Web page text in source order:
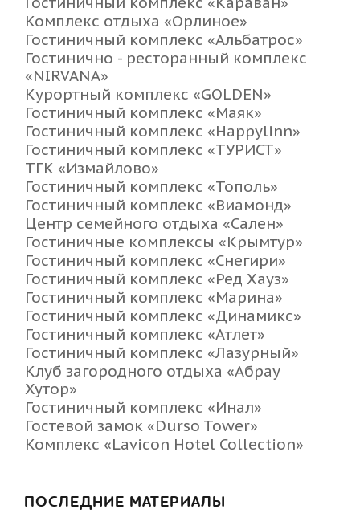
Комплекс отдыха «Орлиное»
Гостиничный комплекс «Альбатрос»
Гостинично - ресторанный комплекс
«NIRVANA»
Курортный комплекс «GOLDEN»
Гостиничный комплекс «Маяк»
Гостиничный комплекс «Happylinn»
Гостиничный комплекс «ТУРИСТ»
ТГК «Измайлово»
Гостиничный комплекс «Тополь»
Гостиничный комплекс «Виамонд»
Центр семейного отдыха «Сален»
Гостиничные комплексы «Крымтур»
Гостиничный комплекс «Снегири»
Гостиничный комплекс «Ред Хауз»
Гостиничный комплекс «Марина»
Гостиничный комплекс «Динамикс»
Гостиничный комплекс «Атлет»
Гостиничный комплекс «Лазурный»
Клуб загородного отдыха «Абрау
Хутор»
Гостиничный комплекс «Инал»
Гостевой замок «Durso Tower»
Комплекс «Lavicon Hotel Collection»
ПОСЛЕДНИЕ МАТЕРИАЛЫ